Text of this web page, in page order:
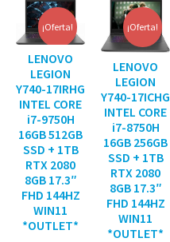
¡Oferta!
LENOVO
LEGION
Y740-17IRHG
INTEL CORE
i7-9750H
16GB 512GB
SSD + 1TB
RTX 2080
8GB 17.3″
FHD 144HZ
WIN11
*OUTLET*
¡Oferta!
LENOVO
LEGION
Y740-17ICHG
INTEL CORE
i7-8750H
16GB 256GB
SSD + 1TB
RTX 2080
8GB 17.3″
FHD 144HZ
WIN11
*OUTLET*